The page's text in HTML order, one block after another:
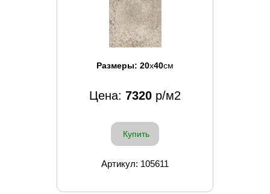
Размеры: 20x40см
Цена: 7320 р/м2
Купить
Артикул: 105611